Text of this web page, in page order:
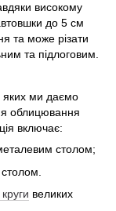
високому
до 5 см
та може різати
та підлоговим.
яких ми даємо
облицювання
включає:
столом;
великих